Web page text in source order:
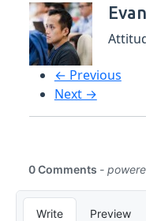
Evan
← Previous
Next →